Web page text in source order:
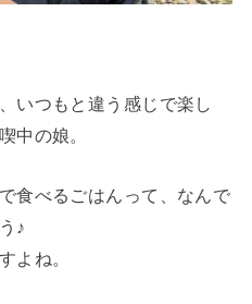
いつもと違う感じで楽し
中の娘。
食べるごはんって、なんで
♪
よね。